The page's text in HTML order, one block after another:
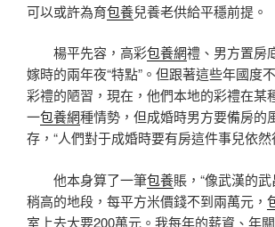
可以或許為育包養兒養老供給平穩前提。
楊平先容，高彩包養網禮、男方置房
嫁時的兩年夜“特點”。但跟著這些年國度
彩禮的陋習，現在，他們本地的彩禮在某
一包養網種情勢，但成婚時男方要備房的
存，“人們對于成婚時要有房這件事兒依然
他本身算了一筆包養賬，“像武漢的
稍高的地段，每平方米價錢不到兩萬元，
室上去大要200萬元。我每年的薪資、年